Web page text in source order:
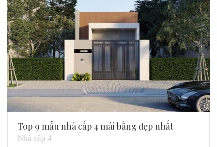
Top 9 mẫu nhà cấp 4 mái bằng đẹp nhất
Nhà cấp 4